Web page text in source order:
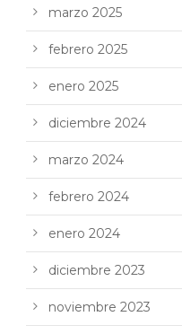
marzo 2025
febrero 2025
enero 2025
diciembre 2024
marzo 2024
febrero 2024
enero 2024
diciembre 2023
noviembre 2023